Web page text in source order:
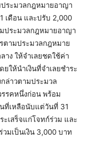
ระมวลกฎหมายอาญา
เดือน และปรับ 2,000
ประมวลกฎหมายอาญา
ตามประมวลกฎหมาย
าง ให้จำเลยชดใช้ค่า
ให้นำเงินที่จำเลยชำระ
ล่าวตามประมวล
รคหนึ่งก่อน พร้อม
ที่เหลือนับแต่วันที่ 31
เสร็จแก่โจทก์ร่วม และ
มเป็นเงิน 3,000 บาท